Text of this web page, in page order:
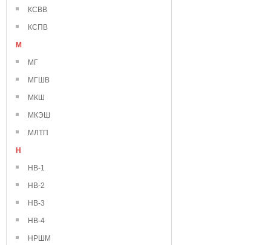
КСВВ
КСПВ
М
МГ
МГШВ
МКШ
МКЭШ
МЛТП
Н
НВ-1
НВ-2
НВ-3
НВ-4
НРШМ